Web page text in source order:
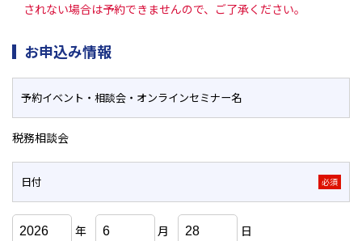
されない場合は予約できませんので、ご了承ください。
お申込み情報
予約イベント・相談会・ オンラインセミナー名
税務相談会
日付 必須
年 月 日